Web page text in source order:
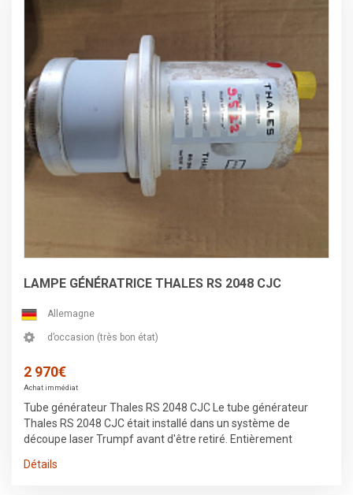
LAMPE GÉNÉRATRICE THALES RS 2048 CJC
Allemagne
d’occasion (très bon état)
2 970€
Achat immédiat
Tube générateur Thales RS 2048 CJC Le tube générateur
Thales RS 2048 CJC était installé dans un système de
découpe laser Trumpf avant d'être retiré. Entièrement
1582457, 1582540, 1812660, 1247712, 1811787
Détails